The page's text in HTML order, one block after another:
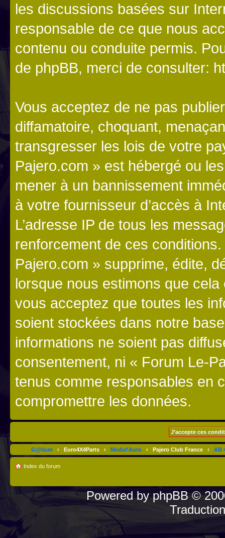
les discussions basées sur
responsable de ce que nous
contenu ou conduite permis.
de phpBB, merci de consulter:
Vous acceptez de ne pas
diffamatoire, choquant,
transgresser les lois de votre
Pajero.com » est hébergé ou
mener à un bannissement
à votre fournisseur d’accès à
L’adresse IP de tous les
renforcement de ces
Pajero.com » supprime, édite,
lorsque nous estimons que cela
vous acceptez que toutes les
soient stockées dans notre
informations ne soient pas
consentement, ni « Forum Le-
tenus comme responsables en
compromettre les données.
G@lium ‹ Euro4X4Parts ‹ Modul'Auto ‹ Pajero Club France ‹ AB
Index du forum
Powered byphpBB©